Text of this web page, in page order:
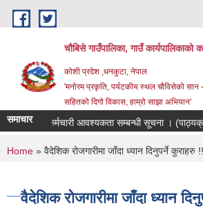
Skip to main content
चौबिसे गाउँपालिका, गाउँ कार्यपालिकाको
कोशी प्रदेश ,धनकुटा, नेपाल
'मनोरम प्रकृति, पर्यटकीय स्थल चौविसेको
सहितको दिगो विकास, हाम्रो साझा अभियान'
समाचार
पदमा कर्मचारी आवश्यकता सम्बन्धी सूचना ।
You are here
Home » वैदेशिक रोजगारीमा जाँदा ध्यान दिनुपर्ने कुराहरु
वैदेशिक रोजगारीमा जाँदा ध्यान